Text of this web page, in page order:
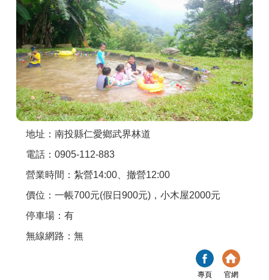
討論區
聯絡我們
APP下載
地址：南投縣仁愛鄉武界林道
電話：0905-112-883
營業時間：紮營14:00、撤營12:00
價位：一帳700元(假日900元)，小木屋2000元
停車場：有
無線網路：無
專頁 官網